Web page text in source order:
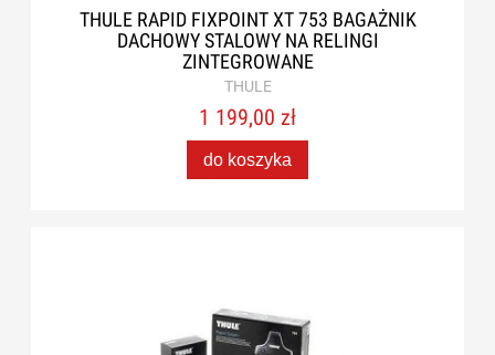
THULE RAPID FIXPOINT XT 753 BAGAŻNIK
DACHOWY STALOWY NA RELINGI
ZINTEGROWANE
THULE
1 199,00 zł
do koszyka